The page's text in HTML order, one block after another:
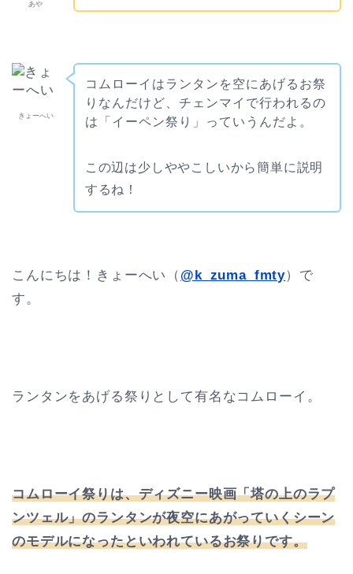
あや
きょーへい
コムローイはランタンを空にあげるお祭
りなんだけど、チェンマイで行われるの
は「イーペン祭り」っていうんだよ。
この辺は少しややこしいから簡単に説明
するね！
こんにちは！きょーへい（ @k_zuma_fmty）で
す。
ランタンをあげる祭りとして有名なコムローイ。
コムローイ祭りは、ディズニー映画「塔の上のラプ
ンツェル」のランタンが夜空にあがっていくシーン
のモデルになったといわれているお祭りです。